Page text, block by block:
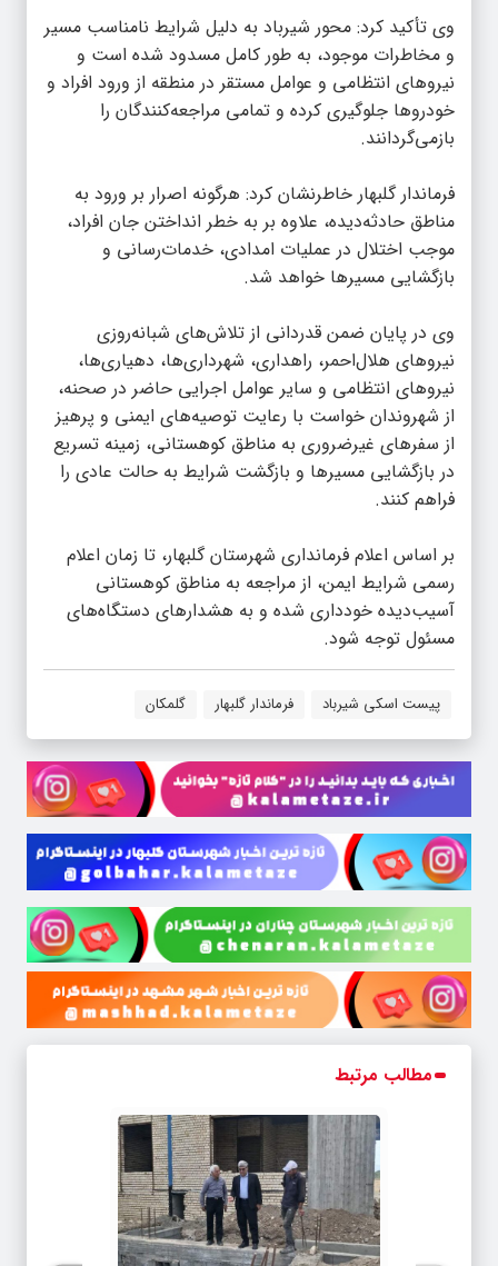
وی تأکید کرد: محور شیرباد به دلیل شرایط نامناسب مسیر
و مخاطرات موجود، به طور کامل مسدود شده است و
نیروهای انتظامی و عوامل مستقر در منطقه از ورود افراد و
خودروها جلوگیری کرده و تمامی مراجعه‌کنندگان را
بازمی‌گردانند.
فرماندار گلبهار خاطرنشان کرد: هرگونه اصرار بر ورود به
مناطق حادثه‌دیده، علاوه بر به خطر انداختن جان افراد،
موجب اختلال در عملیات امدادی، خدمات‌رسانی و
بازگشایی مسیرها خواهد شد.
وی در پایان ضمن قدردانی از تلاش‌های شبانه‌روزی
نیروهای هلال‌احمر، راهداری، شهرداری‌ها، دهیاری‌ها،
نیروهای انتظامی و سایر عوامل اجرایی حاضر در صحنه،
از شهروندان خواست با رعایت توصیه‌های ایمنی و پرهیز
از سفرهای غیرضروری به مناطق کوهستانی، زمینه تسریع
در بازگشایی مسیرها و بازگشت شرایط به حالت عادی را
فراهم کنند.
بر اساس اعلام فرمانداری شهرستان گلبهار، تا زمان اعلام
رسمی شرایط ایمن، از مراجعه به مناطق کوهستانی
آسیب‌دیده خودداری شده و به هشدارهای دستگاه‌های
مسئول توجه شود.
پیست اسکی شیرباد فرماندار گلبهار گلمکان
مطالب مرتبط